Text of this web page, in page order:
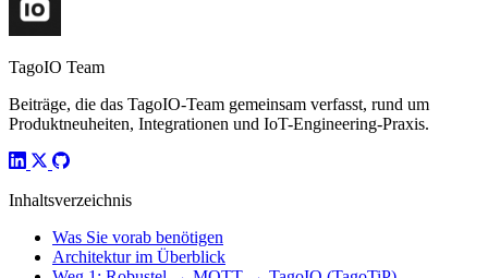
TagoIO Team
Beiträge, die das TagoIO-Team gemeinsam verfasst, rund um
Produktneuheiten, Integrationen und IoT-Engineering-Praxis.
Inhaltsverzeichnis
Was Sie vorab benötigen
Architektur im Überblick